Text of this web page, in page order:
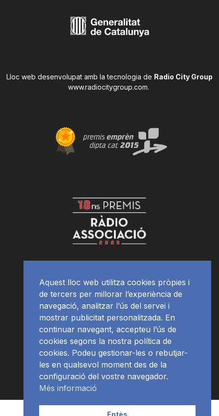
Lloc web desenvolupat amb la tecnologia de Radio City Group
www.radiocitygroup.com.
APP Programació
Aquest lloc web utilitza cookies pròpies i
de tercers per millorar l’experiència de
navegació, analitzar l’ús del servei i
mostrar publicitat personalitzada. En
continuar navegant, accepteu l’ús de
cookies segons la nostra política de
cookies. Podeu gestionar-les o rebutjar-
les en qualsevol moment des de la
configuració del vostre navegador.
Més informació